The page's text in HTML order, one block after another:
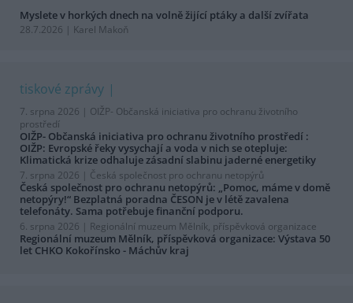
Myslete v horkých dnech na volně žijící ptáky a další zvířata
28.7.2026 | Karel Makoň
tiskové zprávy
7. srpna 2026 | OIŽP- Občanská iniciativa pro ochranu životního
prostředí
OIŽP- Občanská iniciativa pro ochranu životního prostředí :
OIŽP: Evropské řeky vysychají a voda v nich se otepluje:
Klimatická krize odhaluje zásadní slabinu jaderné energetiky
7. srpna 2026 | Česká společnost pro ochranu netopýrů
Česká společnost pro ochranu netopýrů: „Pomoc, máme v domě
netopýry!“ Bezplatná poradna ČESON je v létě zavalena
telefonáty. Sama potřebuje finanční podporu.
6. srpna 2026 | Regionální muzeum Mělník, příspěvková organizace
Regionální muzeum Mělník, příspěvková organizace: Výstava 50
let CHKO Kokořínsko - Máchův kraj